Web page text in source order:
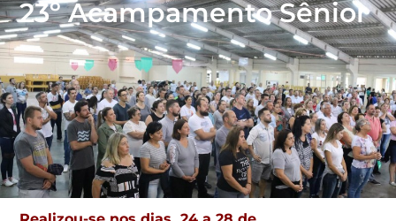
23º Acampamento Sênior